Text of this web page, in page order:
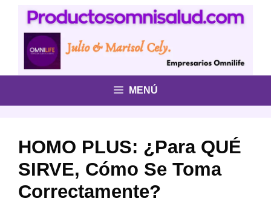
Saltar
contenido
MENÚ
HOMO PLUS: ¿Para QUÉ
SIRVE, Cómo Se Toma
Correctamente?